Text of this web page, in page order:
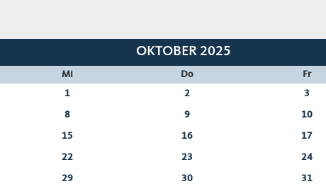
OKTOBER 2025
Mi Do Fr
1
2 3
8 9 10
15 16 17
22 23 24
29 30 31